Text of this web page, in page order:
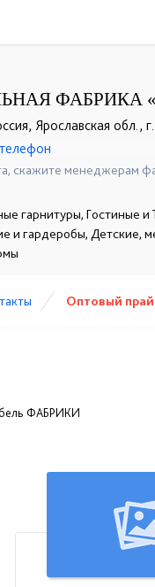
ФАБРИКА
Ярославская обл.,
11-00
скажите менеджерам
гарнитуры, Гостиные и
и гардеробы, Детские,
Оптовый
ФАБРИКИ